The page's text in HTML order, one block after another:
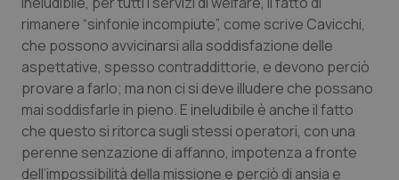
rimanere “sinfonie incompiute”, come scrive Cavicchi,
che possono avvicinarsi alla soddisfazione delle
aspettative, spesso contraddittorie, e devono perciò
provare a farlo; ma non ci si deve illudere che possano
mai soddisfarle in pieno. E ineludibile è anche il fatto
che questo si ritorca sugli stessi operatori, con una
perenne senzazione di affanno, impotenza a fronte
dell’impossibilità della missione e perciò di ansia e